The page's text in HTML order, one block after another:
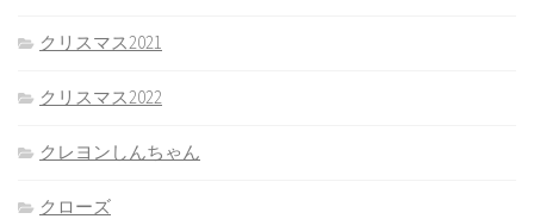
クリスマス2021
クリスマス2022
クレヨンしんちゃん
クローズ